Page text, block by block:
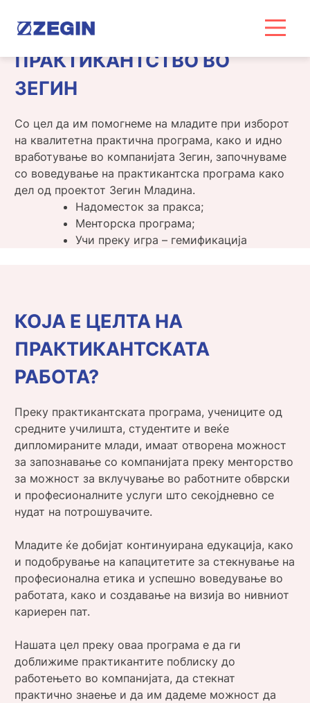
ПРАКТИКАНТСТВО ВО
ЗЕГИН
Со цел да им помогнеме на младите при изборот
на квалитетна практична програма, како и идно
вработување во компанијата Зегин, започнуваме
со воведување на практикантска програма како
дел од проектот Зегин Младина.
Надоместок за пракса;
Менторска програма;
Учи преку игра – гемификација
КОЈА Е ЦЕЛТА НА
ПРАКТИКАНТСКАТА
РАБОТА?
Преку практикантската програма, учениците од
средните училишта, студентите и веќе
дипломираните млади, имаат отворена можност
за запознавање со компанијата преку менторство
за можност за вклучување во работните обврски
и професионалните услуги што секојдневно се
нудат на потрошувачите.
Младите ќе добијат континуирана едукација, како
и подобрување на капацитетите за стекнување на
професионална етика и успешно воведување во
работата, како и создавање на визија во нивниот
кариерен пат.
Нашата цел преку оваа програма е да ги
доближиме практикантите поблиску до
работењето во компанијата, да стекнат
практично знаење и да им дадеме можност да